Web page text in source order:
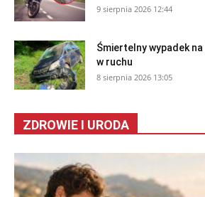
9 sierpnia 2026 12:44
Śmiertelny wypadek
w ruchu
8 sierpnia 2026 13:05
ZDROWIE I URODA